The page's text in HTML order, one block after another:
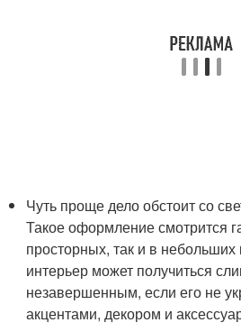
Чуть проще дело обстоит со
Такое оформление смотрится
просторных, так и в
интерьер может получиться
незавершенным, если его не
акцентами, декором и